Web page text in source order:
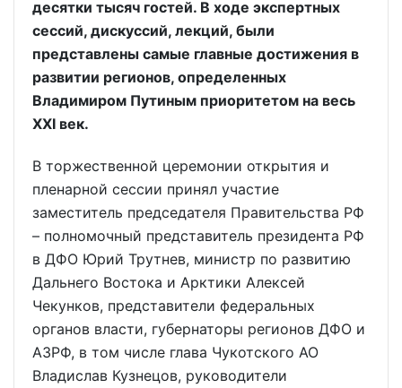
десятки тысяч гостей. В ходе экспертных
сессий, дискуссий, лекций, были
представлены самые главные достижения в
развитии регионов, определенных
Владимиром Путиным приоритетом на весь
XXI век.
В торжественной церемонии открытия и
пленарной сессии принял участие
заместитель председателя Правительства РФ
– полномочный представитель президента РФ
в ДФО Юрий Трутнев, министр по развитию
Дальнего Востока и Арктики Алексей
Чекунков, представители федеральных
органов власти, губернаторы регионов ДФО и
АЗРФ, в том числе глава Чукотского АО
Владислав Кузнецов, руководители